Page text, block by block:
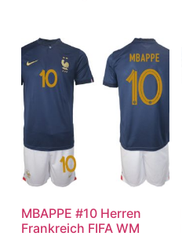
MBAPPE #10 Herren
Frankreich FIFA WM